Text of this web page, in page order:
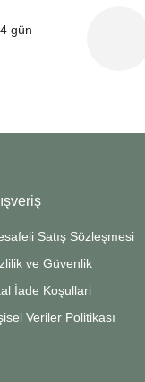
gün
Satış Sözleşmesi
ve Güvenlik
İade Koşullari
Veriler Politikası